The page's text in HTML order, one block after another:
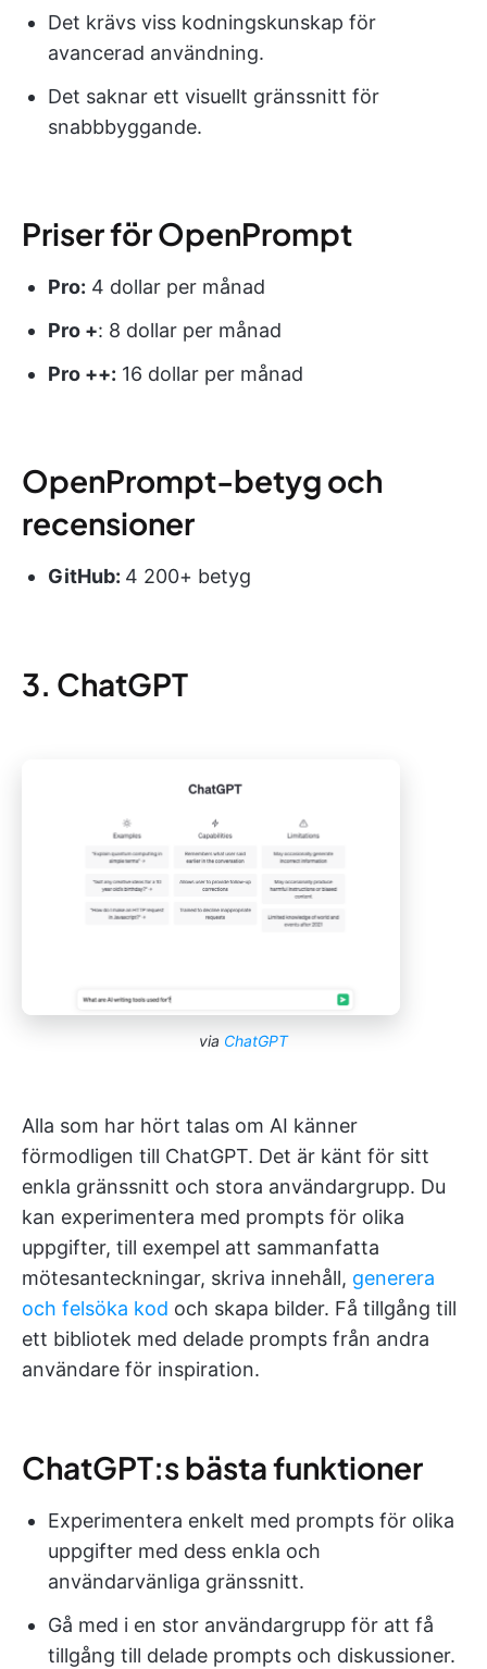
Det krävs viss kodningskunskap för
avancerad användning.
Det saknar ett visuellt gränssnitt för
snabbbyggande.
Priser för OpenPrompt
Pro: 4 dollar per månad
Pro +: 8 dollar per månad
Pro ++: 16 dollar per månad
OpenPrompt-betyg och
recensioner
GitHub: 4 200+ betyg
3. ChatGPT
via ChatGPT
Alla som har hört talas om AI känner
förmodligen till ChatGPT. Det är känt för sitt
enkla gränssnitt och stora användargrupp. Du
kan experimentera med prompts för olika
uppgifter, till exempel att sammanfatta
mötesanteckningar, skriva innehåll, generera
och felsöka kod och skapa bilder. Få tillgång till
ett bibliotek med delade prompts från andra
användare för inspiration.
ChatGPT:s bästa funktioner
Experimentera enkelt med prompts för olika
uppgifter med dess enkla och
användarvänliga gränssnitt.
Gå med i en stor användargrupp för att få
tillgång till delade prompts och diskussioner.